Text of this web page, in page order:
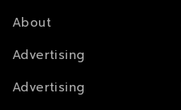
About
Advertising
Advertising